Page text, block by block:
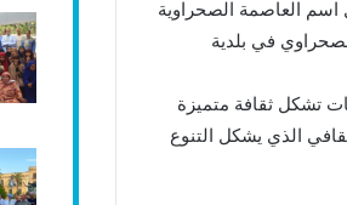
اسم العاصمة الصحراوية
في بلدية
تشكل ثقافة متميزة
الذي يشكل التنوع